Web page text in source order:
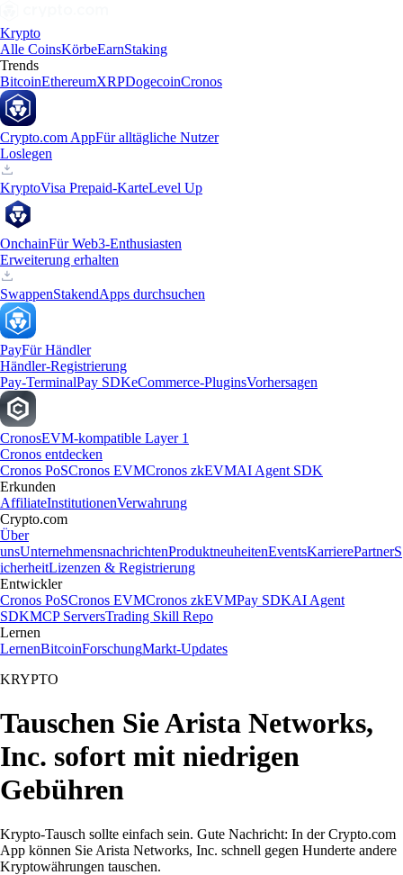
Krypto
Alle CoinsKörbeEarnStaking
Trends
BitcoinEthereumXRPDogecoinCronos
Crypto.com AppFür alltägliche Nutzer
Loslegen
KryptoVisa Prepaid-KarteLevel Up
OnchainFür Web3-Enthusiasten
Erweiterung erhalten
SwappenStakendApps durchsuchen
PayFür Händler
Händler-Registrierung
Pay-TerminalPay SDKeCommerce-PluginsVorhersagen
CronosEVM-kompatible Layer 1
Cronos entdecken
Cronos PoSCronos EVMCronos zkEVMAI Agent SDK
Erkunden
AffiliateInstitutionenVerwahrung
Crypto.com
Über
unsUnternehmensnachrichtenProduktneuheitenEventsKarrierePartnerS
icherheitLizenzen & Registrierung
Entwickler
Cronos PoSCronos EVMCronos zkEVMPay SDKAI Agent
SDKMCP ServersTrading Skill Repo
Lernen
LernenBitcoinForschungMarkt-Updates
KRYPTO
Tauschen Sie Arista Networks,
Inc. sofort mit niedrigen
Gebühren
Krypto-Tausch sollte einfach sein. Gute Nachricht: In der Crypto.com
App können Sie Arista Networks, Inc. schnell gegen Hunderte andere
Kryptowährungen tauschen.